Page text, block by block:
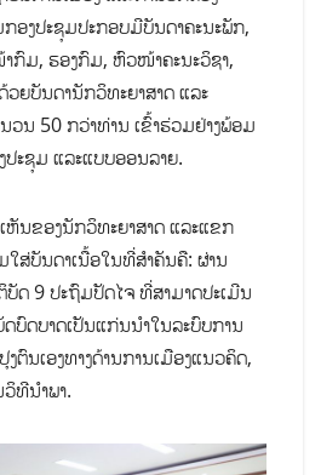
ອງປະຊຸມປະກອບມີບັນດາຄະນະພັກ,
ກົມ, ຮອງກົມ, ຫົວໜ້າຄະນະວິຊາ,
ວຍບັນດານັກວິທະຍາສາດ ແລະ
ວນ 50 ກວ່າທ່ານ ເຂົ້າຮ່ວມຢ່າງພ້ອມ
ປະຊຸມ ແລະແບບອອນລາຍ.
ຫັນຂອງນັກວິທະຍາສາດ ແລະແຂກ
ໃສ່ບັນດາເນື້ອໃນທີ່ສຳຄັນຄື: ຜ່ານ
ດ 9 ປະຖົມປັດໄຈ ທີ່ສາມາດປະເມີນ
ບົດບາດເປັນແກ່ນນຳໃນລະບົບການ
ຕົນເອງທາງດ້ານການເມືອງແນວຄິດ,
ທີນຳພາ.